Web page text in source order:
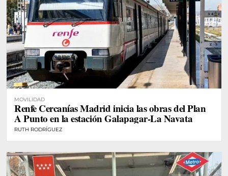
MOVILIDAD
Renfe Cercanías Madrid inicia las obras del Plan
A Punto en la estación Galapagar-La Navata
RUTH RODRÍGUEZ